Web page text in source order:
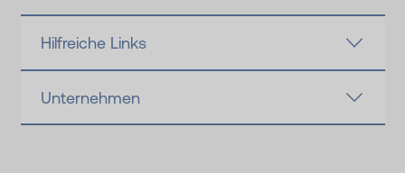
Hilfreiche Links
Unternehmen